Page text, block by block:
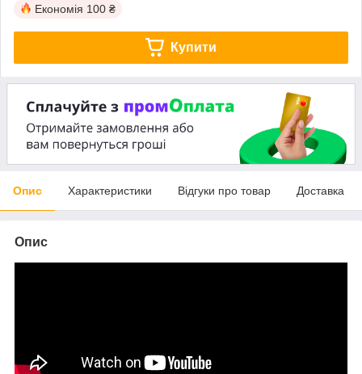
Економія 100 ₴
Купити
Опис Характеристики Відгуки про товар Доставка
Опис